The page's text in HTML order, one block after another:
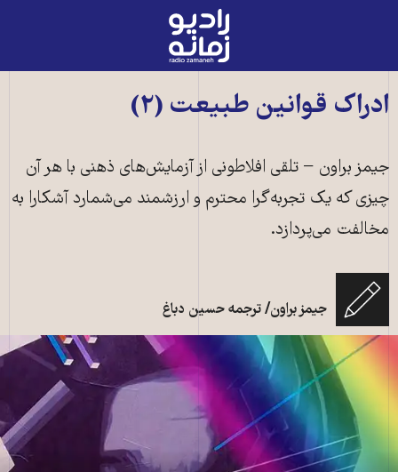
رادیو
زمانه
به
صفحه
ادراک قوانین طبیعت (۲)
جیمز براون − تلقی افلاطونی از آزمایش‌‌‌های ذهنی با هر آن
چیزی که یک تجربه‌‌‌گرا محترم و ارزشمند می‌‌‌شمارد آشکارا به
مخالفت می‌‌‌پردازد.
جیمز براون/ ترجمه حسین دباغ